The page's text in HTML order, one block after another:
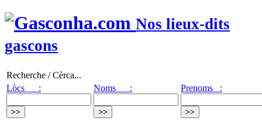
Nos lieux-dits
gascons
Recherche / Cèrca...
Lòcs :
Noms : Prenoms :